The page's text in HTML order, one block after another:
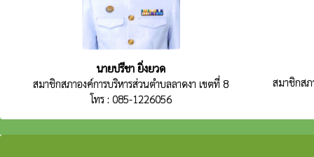
นายปรีชา ยิ่งยวด
สมาชิกสภาองค์การบริหารส่วนตำบลลาดงา เขตที่ 8
โทร : 085-1226056
สมาชิกสภ